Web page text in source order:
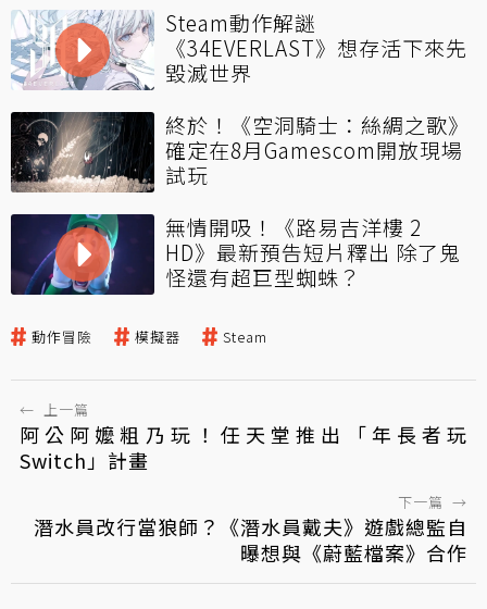
Steam動作解謎
《34EVERLAST》想存活下來先
毀滅世界
終於！《空洞騎士：絲綢之歌》
確定在8月Gamescom開放現場
試玩
無情開吸！《路易吉洋樓 2
HD》最新預告短片釋出 除了鬼
怪還有超巨型蜘蛛？
動作冒險 模擬器 Steam
← 上一篇
阿公阿嬤粗乃玩！任天堂推出「年長者玩
Switch」計畫
下一篇 →
潛水員改行當狼師？《潛水員戴夫》遊戲總監自
曝想與《蔚藍檔案》合作